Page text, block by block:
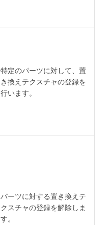
特定のパーツに対して、置
き換えテクスチャの登録を
行います。
パーツに対する置き換えテ
クスチャの登録を解除しま
す。